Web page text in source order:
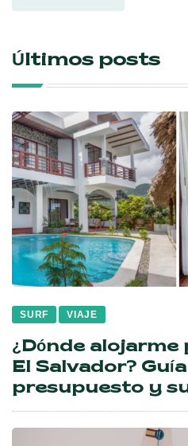
Últimos posts
SURF VIAJE
¿Dónde
El Salvador?
presupuesto y